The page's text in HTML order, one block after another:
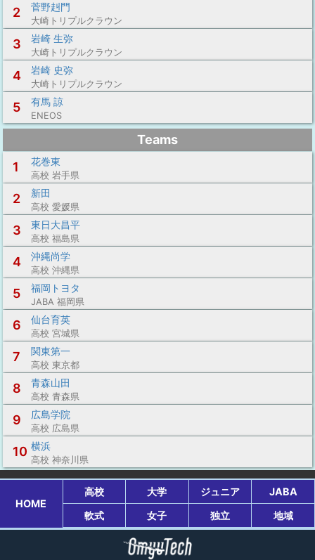
2 菅野赳門
大崎トリプルクラウン
3 岩崎 生弥
大崎トリプルクラウン
4 岩崎 史弥
大崎トリプルクラウン
5 有馬 諒
ENEOS
Teams
1
花巻東
高校 岩手県
2 新田
高校 愛媛県
3 東日大昌平
高校 福島県
4 沖縄尚学
高校 沖縄県
5 福岡トヨタ
JABA 福岡県
6 仙台育英
高校 宮城県
7 関東第一
高校 東京都
8 青森山田
高校 青森県
9 広島学院
高校 広島県
10 横浜
高校 神奈川県
HOME
高校 大学 ジュニア
JABA
軟式
女子 独立 地域